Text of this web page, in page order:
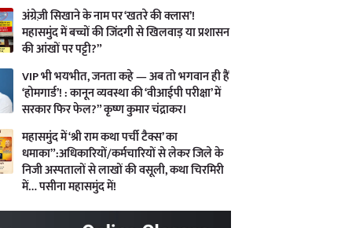
अंग्रेज़ी सिखाने के नाम पर ‘खतरे की क्लास’!
महासमुंद में बच्चों की जिंदगी से खिलवाड़ या प्रशासन
की आंखों पर पट्टी?”
VIP भी भयभीत, जनता कहे — अब तो भगवान ही हैं
‘होमगार्ड’! : कानून व्यवस्था की ‘वीआईपी परीक्षा’ में
सरकार फिर फेल?” कृष्ण कुमार चंद्राकर।
महासमुंद में ‘श्री राम कथा पर्ची टैक्स’ का
धमाका”:अधिकारियों/कर्मचारियों से लेकर जिले के
निजी अस्पतालों से लाखों की वसूली, कथा चिरमिरी
में… पसीना महासमुंद में!